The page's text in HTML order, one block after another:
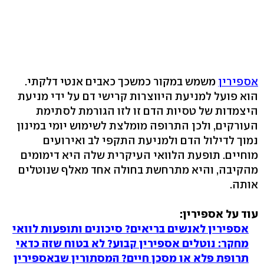
אספירין משמש במקור כמשכך כאבים אנטי דלקתי.
הוא פועל למניעת היווצרות קרישי דם על ידי מניעת
היצמדות של טסיות הדם זו לזו הגורמת לסתימת
העורקים, ולכן התרופה מומלצת לשימוש יומי במינון
נמוך לדילול הדם ולמניעת התקפי לב ואירועים
מוחיים. תופעת הלוואי העיקרית שלה היא דימומים
מהקיבה, והיא מתרחשת בחולה אחד מאלף שנוטלים
אותה.
עוד על אספירין:
אספירין לאנשים בריאים? סיכונים ותופעות לוואי
מחקר: נוטלים אספירין קבוע? לא בטוח שזה כדאי
תרופת פלא או מסכן חיים? המסתורין שבאספירין